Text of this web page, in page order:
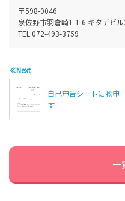
〒598-0046
泉佐野市羽倉崎1-1-6 キタデビ
TEL:072-493-3759
≪Next
自己申告シートに物申
す
一